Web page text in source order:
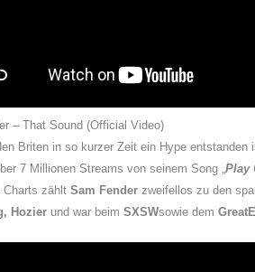
– That Sound (Official Video)
Briten in so kurzer Zeit ein Hype
7 Millionen Streams von seinem Song „Play
Charts zählt Sam Fender zweifellos zu den
Hozier und war beim SXSWsowie dem Great